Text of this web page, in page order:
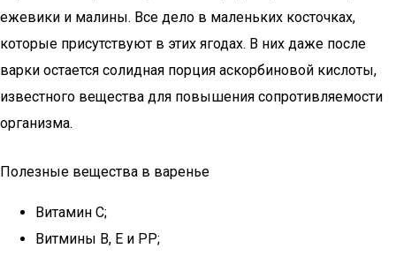
ежевики и малины. Все дело в маленьких косточках,
которые присутствуют в этих ягодах. В них даже после
варки остается солидная порция аскорбиновой кислоты,
известного вещества для повышения сопротивляемости
организма.
Полезные вещества в варенье
Витамин С;
Витмины В, Е и РP;